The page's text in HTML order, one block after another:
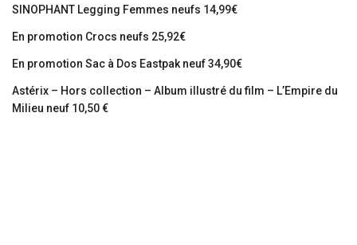
SINOPHANT Legging Femmes neufs 14,99€
En promotion Crocs neufs 25,92€
En promotion Sac à Dos Eastpak neuf 34,90€
Astérix – Hors collection – Album illustré du film – L’Empire du
Milieu neuf 10,50 €